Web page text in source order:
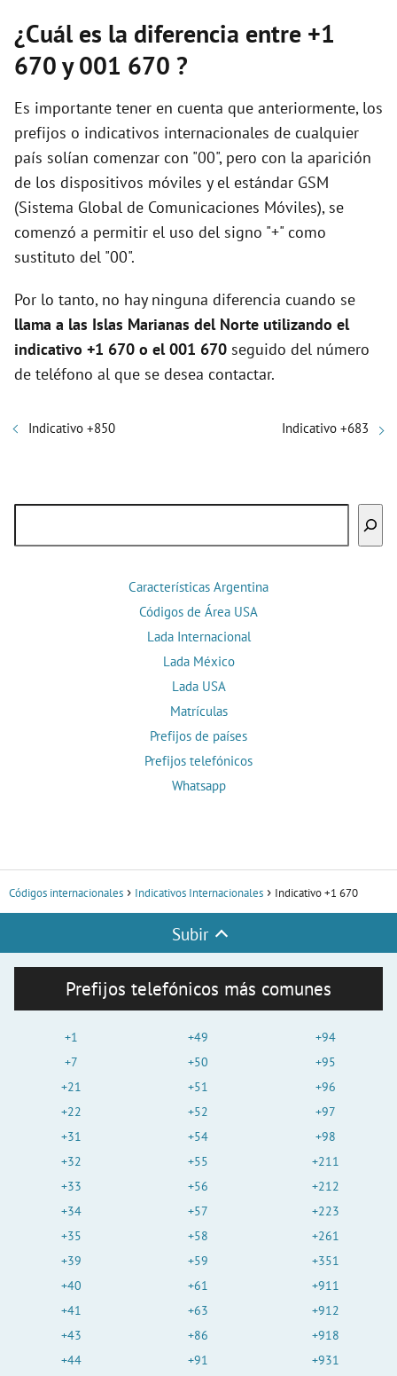
¿Cuál es la diferencia entre +1
670 y 001 670 ?
Es importante tener en cuenta que anteriormente, los
prefijos o indicativos internacionales de cualquier
país solían comenzar con "00", pero con la aparición
de los dispositivos móviles y el estándar GSM
(Sistema Global de Comunicaciones Móviles), se
comenzó a permitir el uso del signo "+" como
sustituto del "00".
Por lo tanto, no hay ninguna diferencia cuando se
llama a las Islas Marianas del Norte utilizando el
indicativo +1 670 o el 001 670 seguido del número
de teléfono al que se desea contactar.
Indicativo +850 Indicativo +683
Características Argentina
Códigos de Área USA
Lada Internacional
Lada México
Lada USA
Matrículas
Prefijos de países
Prefijos telefónicos
Whatsapp
Códigos internacionales Indicativos Internacionales Indicativo +1 670
Subir
Prefijos telefónicos más comunes
+1
+7
+21
+22
+31
+32
+33
+34
+35
+39
+40
+41
+43
+44
+49
+50
+51
+52
+54
+55
+56
+57
+58
+59
+61
+63
+86
+91
+94
+95
+96
+97
+98
+211
+212
+223
+261
+351
+911
+912
+918
+931